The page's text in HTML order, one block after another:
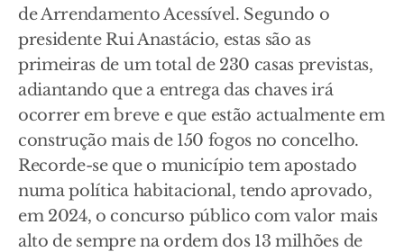
de Arrendamento Acessível. Segundo o
presidente Rui Anastácio, estas são as
primeiras de um total de 230 casas previstas,
adiantando que a entrega das chaves irá
ocorrer em breve e que estão actualmente em
construção mais de 150 fogos no concelho.
Recorde-se que o município tem apostado
numa política habitacional, tendo aprovado,
em 2024, o concurso público com valor mais
alto de sempre na ordem dos 13 milhões de